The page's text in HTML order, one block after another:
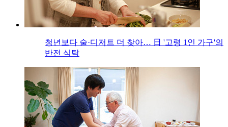
청년보다 술·디저트 더 찾아… 日 '고령 1인 가구'의
반전 식탁